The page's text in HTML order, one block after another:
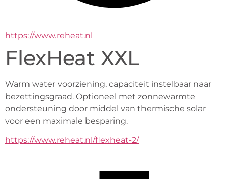
https://www.reheat.nl
FlexHeat XXL
Warm water voorziening, capaciteit instelbaar naar
bezettingsgraad. Optioneel met zonnewarmte
ondersteuning door middel van thermische solar
voor een maximale besparing.
https://www.reheat.nl/flexheat-2/